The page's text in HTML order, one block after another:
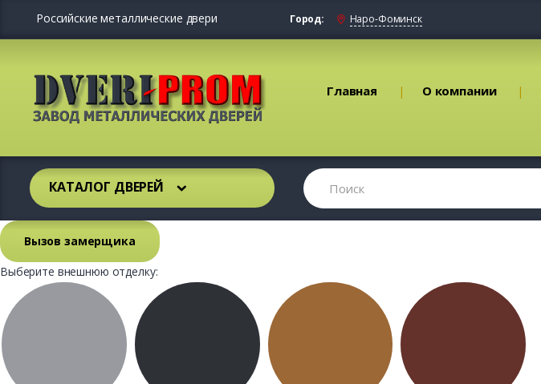
Российские металлические двери Город: Наро-Фоминск
Главная О компании
КАТАЛОГ ДВЕРЕЙ
Вызов замерщика
Выберите внешнюю отделку: